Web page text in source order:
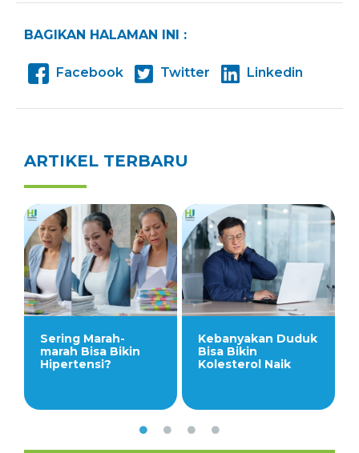
BAGIKAN HALAMAN INI :
Facebook Twitter Linkedin
ARTIKEL TERBARU
Sering Marah-
marah Bisa Bikin
Hipertensi?
Kebanyakan Duduk
Bisa Bikin
Kolesterol Naik